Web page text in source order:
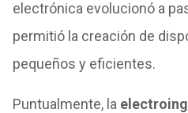
electrónica evolucionó a
permitió la creación de
pequeños y eficientes.
Puntualmente, la